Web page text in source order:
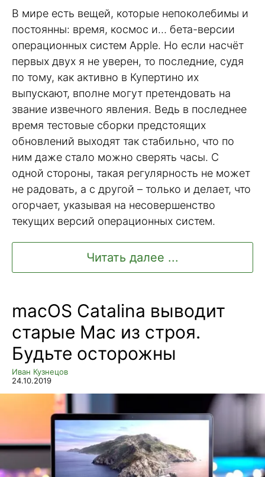
В мире есть вещей, которые непоколебимы и
постоянны: время, космос и… бета-версии
операционных систем Apple. Но если насчёт
первых двух я не уверен, то последние, судя
по тому, как активно в Купертино их
выпускают, вполне могут претендовать на
звание извечного явления. Ведь в последнее
время тестовые сборки предстоящих
обновлений выходят так стабильно, что по
ним даже стало можно сверять часы. С
одной стороны, такая регулярность не может
не радовать, а с другой – только и делает, что
огорчает, указывая на несовершенство
текущих версий операционных систем.
Читать далее ...
macOS Catalina выводит
старые Mac из строя.
Будьте осторожны
Иван Кузнецов
24.10.2019